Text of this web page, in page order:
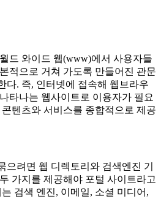
드 와이드 웹(www)에서 사용자들
적으로 거쳐 가도록 만들어진 관문
다. 즉, 인터넷에 접속해 웹브라우
타나는 웹사이트로 이용자가 필요
텐츠와 서비스를 종합적으로 제공
으려면 웹 디렉토리와 검색엔진 기
가지를 제공해야 포털 사이트라고
검색 엔진, 이메일, 소셜 미디어,